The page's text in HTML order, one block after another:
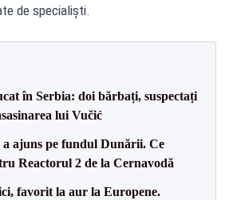
de specialiști.
în Serbia: doi bărbați, suspectați
lui Vučić
ajuns pe fundul Dunării. Ce
Reactorul 2 de la Cernavodă
favorit la aur la Europene.